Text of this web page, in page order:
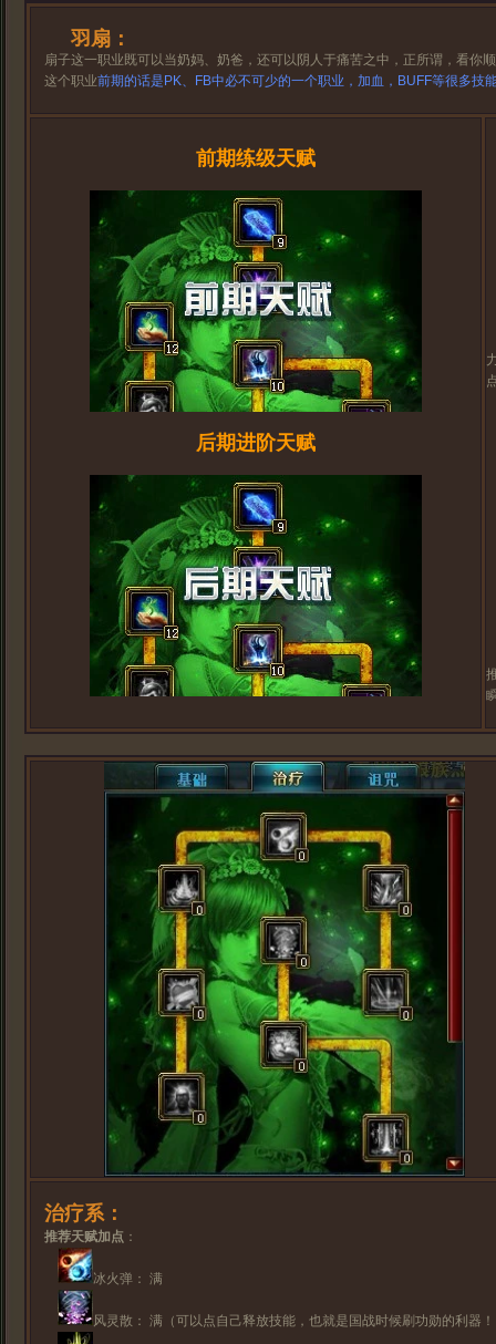
羽扇：
扇子这一职业既可以当奶妈、奶爸，还可以阴人于痛苦之中，正所谓，看你
这个职业前期的话是PK、FB中必不可少的一个职业，加血，BUFF等很多技
前期练级天赋
后期进阶天赋
治疗系：
推荐天赋加点 ：
冰火弹： 满
风灵散： 满（可以点自己释放技能，也就是国战时候刷功勋的利器